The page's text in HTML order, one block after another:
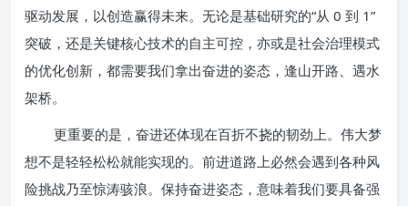
驱动发展，以创造赢得未来。无论是基础研究的“从 0 到 1”
突破，还是关键核心技术的自主可控，亦或是社会治理模式
的优化创新，都需要我们拿出奋进的姿态，逢山开路、遇水
架桥。
更重要的是，奋进还体现在百折不挠的韧劲上。伟大梦
想不是轻轻松松就能实现的。前进道路上必然会遇到各种风
险挑战乃至惊涛骇浪。保持奋进姿态，意味着我们要具备强